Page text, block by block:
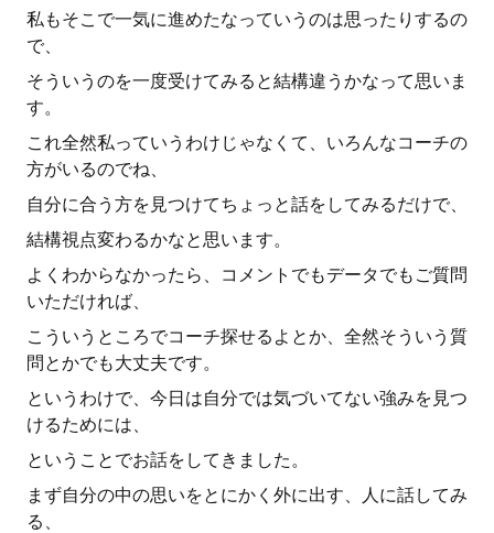
私もそこで一気に進めたなっていうのは思ったりするの
で、
そういうのを一度受けてみると結構違うかなって思いま
す。
これ全然私っていうわけじゃなくて、いろんなコーチの
方がいるのでね、
自分に合う方を見つけてちょっと話をしてみるだけで、
結構視点変わるかなと思います。
よくわからなかったら、コメントでもデータでもご質問
いただければ、
こういうところでコーチ探せるよとか、全然そういう質
問とかでも大丈夫です。
というわけで、今日は自分では気づいてない強みを見つ
けるためには、
ということでお話をしてきました。
まず自分の中の思いをとにかく外に出す、人に話してみ
る、